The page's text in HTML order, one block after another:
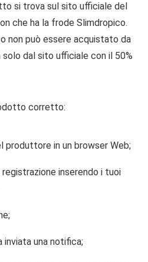
si trova sul sito ufficiale del
che ha la frode Slimdropico.
non può essere acquistato da
solo dal sito ufficiale con il 50%
corretto:
produttore in un browser Web;
inserendo i tuoi
una notifica;